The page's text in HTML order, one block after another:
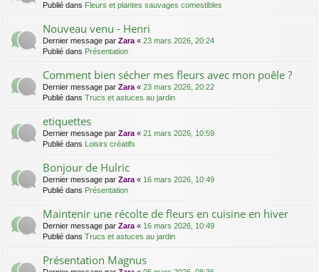
Publié dans Fleurs et plantes sauvages comestibles
Nouveau venu - Henri
Dernier message par Zara « 23 mars 2026, 20:24
Publié dans Présentation
Comment bien sécher mes fleurs avec mon poêle ?
Dernier message par Zara « 23 mars 2026, 20:22
Publié dans Trucs et astuces au jardin
etiquettes
Dernier message par Zara « 21 mars 2026, 10:59
Publié dans
Loisirs créatifs
Bonjour de Hulric
Dernier message par Zara « 16 mars 2026, 10:49
Publié dans Présentation
Maintenir une récolte de fleurs en cuisine en hiver
Dernier message par Zara « 16 mars 2026, 10:49
Publié dans Trucs et astuces au jardin
Présentation Magnus